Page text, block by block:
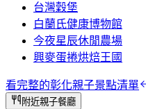
台灣穀堡
白蘭氏健康博物館
今夜星辰休閒農場
興麥蛋捲烘焙王國
看完整的彰化親子景點清單
附近親子餐廳